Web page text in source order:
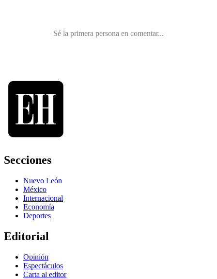
Secciones
Nuevo León
México
Internacional
Economía
Deportes
Editorial
Opinión
Espectáculos
Carta al editor